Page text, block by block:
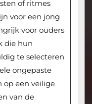
of ritmes
voor een jong
voor ouders
die hun
te selecteren
ongepaste
op een veilige
van de